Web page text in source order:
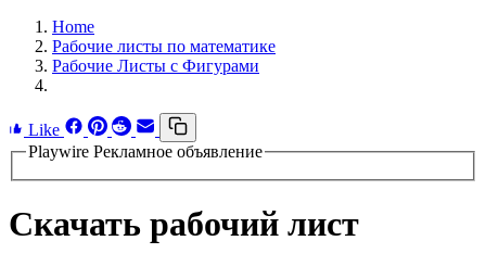
Home
Рабочие листы по математике
Рабочие Листы с Фигурами
Like
Playwire Рекламное объявление
Скачать рабочий лист